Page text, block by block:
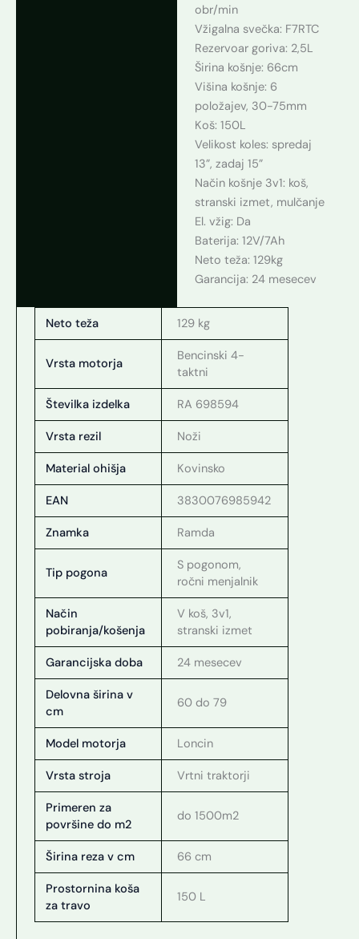
obr/min
Vžigalna svečka: F7RTC
Rezervoar goriva: 2,5L
Širina košnje: 66cm
Višina košnje: 6
položajev, 30-75mm
Koš: 150L
Velikost koles: spredaj
13”, zadaj 15”
Način košnje 3v1: koš,
stranski izmet, mulčanje
El. vžig: Da
Baterija: 12V/7Ah
Neto teža: 129kg
Garancija: 24 mesecev
Neto teža 129 kg
Vrsta motorja
Bencinski 4-
taktni
Številka izdelka RA 698594
Vrsta rezil Noži
Material ohišja Kovinsko
EAN 3830076985942
Znamka Ramda
Tip pogona
S pogonom,
ročni menjalnik
Način
pobiranja/košenja
V koš, 3v1,
stranski izmet
Garancijska doba 24 mesecev
Delovna širina v
cm
60 do 79
Model motorja Loncin
Vrsta stroja Vrtni traktorji
Primeren za
površine do m2
do 1500m2
Širina reza v cm 66 cm
Prostornina koša
za travo
150 L